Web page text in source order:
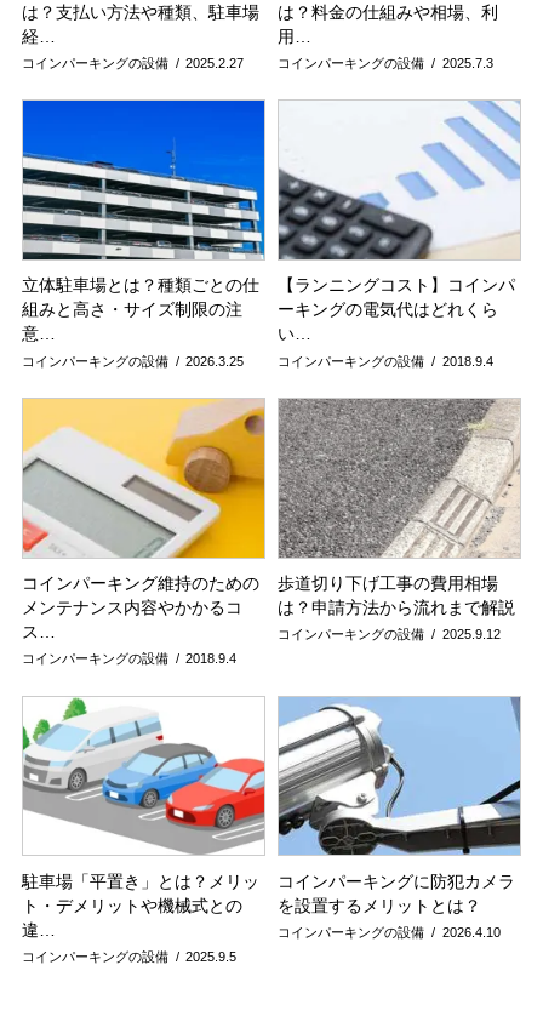
は？支払い方法や種類、駐車場
経…
2025.2.27
コインパーキングの設備
は？料金の仕組みや相場、利
用…
2025.7.3
コインパーキングの設備
立体駐車場とは？種類ごとの仕
組みと高さ・サイズ制限の注
意…
2026.3.25
コインパーキングの設備
【ランニングコスト】コインパ
ーキングの電気代はどれくら
い…
2018.9.4
コインパーキングの設備
コインパーキング維持のための
メンテナンス内容やかかるコ
ス…
2018.9.4
コインパーキングの設備
歩道切り下げ工事の費用相場
は？申請方法から流れまで解説
2025.9.12
コインパーキングの設備
駐車場「平置き」とは？メリッ
ト・デメリットや機械式との
違…
2025.9.5
コインパーキングの設備
コインパーキングに防犯カメラ
を設置するメリットとは？
2026.4.10
コインパーキングの設備